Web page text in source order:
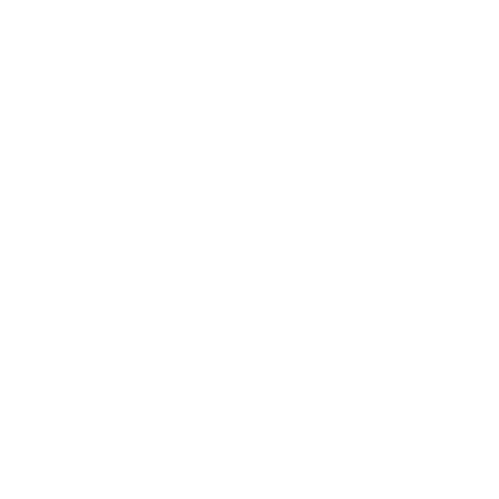
en temps réel. Que vous rapportiez sur le CTR, le